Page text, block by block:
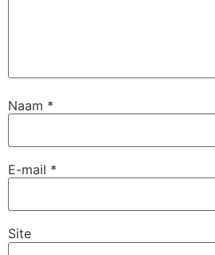
Naam *
E-mail *
Site